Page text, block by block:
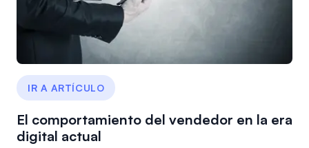
IR A ARTÍCULO
El comportamiento del vendedor en la era
digital actual